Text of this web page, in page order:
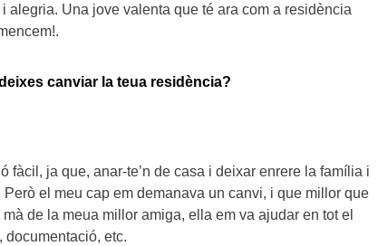
alegria. Una jove valenta que té ara com a residència
canviar la teua residència?
fàcil, ja que, anar-te’n de casa i deixar enrere la família i
Però el meu cap em demanava un canvi, i que millor que
de la meua millor amiga, ella em va ajudar en tot el
documentació, etc.